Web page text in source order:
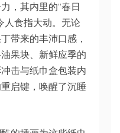
，其内里的“春日
人食指大动。无论
带来的丰沛口感，
果块、新鲜应季的
击与纸巾盒包装内
启键，唤醒了沉睡